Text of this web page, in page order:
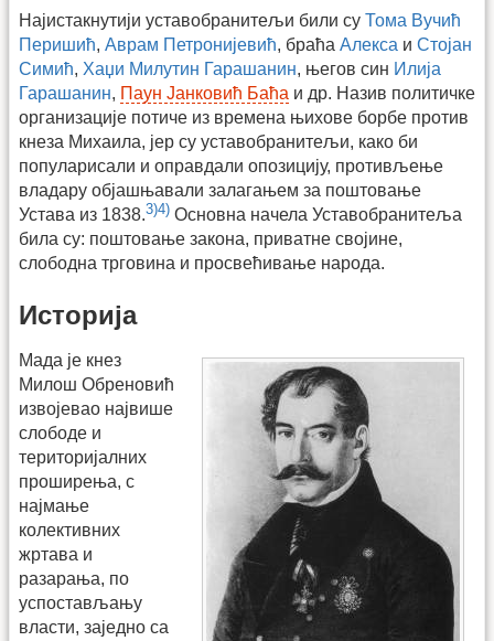
Најистакнутији уставобранитељи били су Тома Вучић
Перишић, Аврам Петронијевић, браћа Алекса и Стојан
Симић, Хаџи Милутин Гарашанин, његов син Илија
Гарашанин, Паун Јанковић Баћа и др. Назив политичке
организације потиче из времена њихове борбе против
кнеза Михаила, јер су уставобранитељи, како би
популарисали и оправдали опозицију, противљење
владару објашњавали залагањем за поштовање
Устава из 1838.3)4) Основна начела Уставобранитеља
била су: поштовање закона, приватне својине,
слободна трговина и просвећивање народа.
Историја
Мада је кнез
Милош Обреновић
извојевао највише
слободе и
територијалних
проширења, с
најмање
колективних
жртава и
разарања, по
успостављању
власти, заједно са